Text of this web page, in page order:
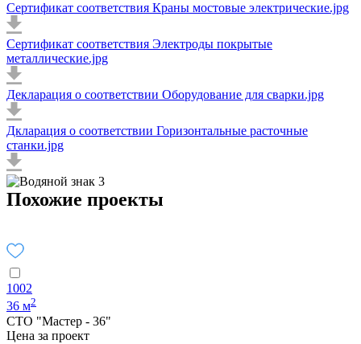
Сертификат соответствия Краны мостовые электрические.jpg
Сертификат соответствия Электроды покрытые
металлические.jpg
Декларация о соответствии Оборудование для сварки.jpg
Дкларация о соответствии Горизонтальные расточные
станки.jpg
Похожие проекты
1002
36 м2
СТО "Мастер - 36"
Цена за проект